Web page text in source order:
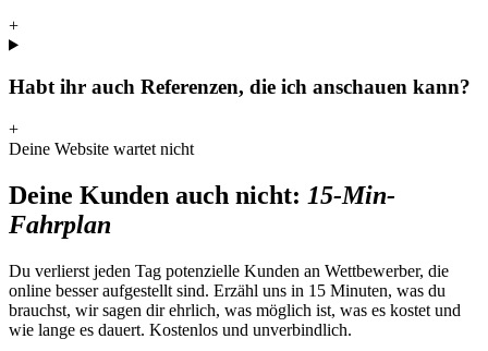
+
Habt ihr auch Referenzen, die ich anschauen kann?
+
Deine Website wartet nicht
Deine Kunden auch nicht: 15-Min-
Fahrplan
Du verlierst jeden Tag potenzielle Kunden an Wettbewerber, die
online besser aufgestellt sind. Erzähl uns in 15 Minuten, was du
brauchst, wir sagen dir ehrlich, was möglich ist, was es kostet und
wie lange es dauert. Kostenlos und unverbindlich.